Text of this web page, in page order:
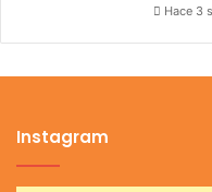
Hace 3
Instagram